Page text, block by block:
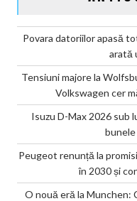
Povara datoriilor apasă
arată
Tensiuni majore la
Volkswagen cer
Isuzu D-Max 2026 sub
Peugeot renunță la
în 2030 și
O nouă eră la Munchen: